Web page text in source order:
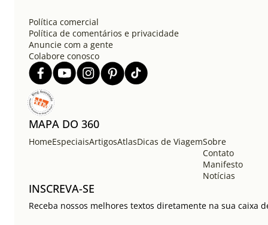
Política comercial
Política de comentários e privacidade
Anuncie com a gente
Colabore conosco
MAPA DO 360
HomeEspeciaisArtigosAtlasDicas de ViagemSobre
Contato
Manifesto
Notícias
INSCREVA-SE
Receba nossos melhores textos diretamente na sua caixa